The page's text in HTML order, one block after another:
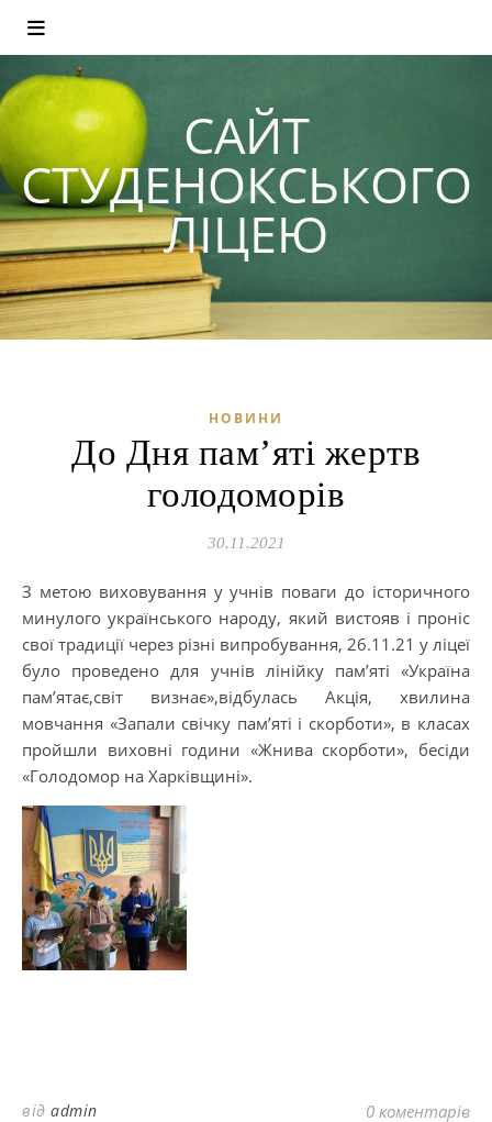
САЙТ
СТУДЕНОКСЬКОГО
ЛІЦЕЮ
НОВИНИ
До Дня пам’яті жертв
голодоморів
30.11.2021
З метою виховування у учнів поваги до історичного
минулого українського народу, який вистояв і проніс
свої традиції через різні випробування, 26.11.21 у ліцеї
було проведено для учнів лінійку пам’яті «Україна
пам’ятає,світ визнає»,відбулась Акція, хвилина
мовчання «Запали свічку пам’яті і скорботи», в класах
пройшли виховні години «Жнива скорботи», бесіди
«Голодомор на Харківщині».
від admin 0 коментарів